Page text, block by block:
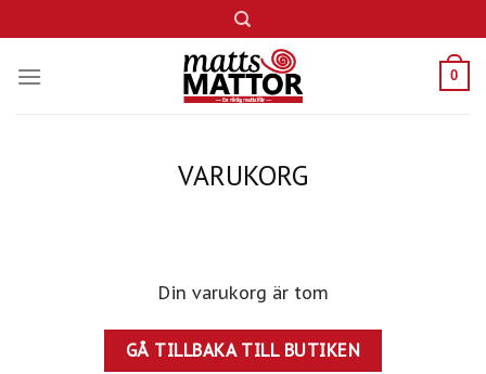
to
content
0
VARUKORG
Din varukorg är tom
GÅ TILLBAKA TILL BUTIKEN